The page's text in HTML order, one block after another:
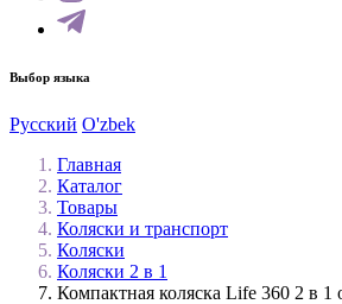
Выбор языка
Русский O'zbek
Главная
Каталог
Товары
Коляски и транспорт
Коляски
Коляски 2 в 1
Компактная коляска Life 360 2 в